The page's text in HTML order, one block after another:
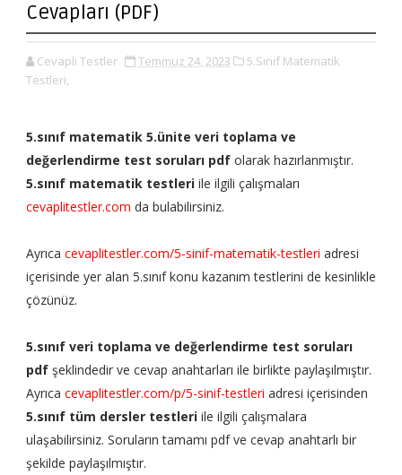
Cevapları (PDF)
Cevaplı Testler Temmuz 24, 2023
5.Sınıf Matematik
Testleri,
5.sınıf matematik 5.ünite veri toplama ve
değerlendirme test soruları pdfolarak hazırlanmıştır.
5.sınıf matematik testleriile ilgili çalışmaları
cevaplitestler.com da bulabilirsiniz.
Ayrıca cevaplitestler.com/5-sinif-matematik-testleri adresi
içerisinde yer alan 5.sınıf konu kazanım testlerini de kesinlikle
çözünüz.
5.sınıf veri toplama ve değerlendirme test soruları
pdfşeklindedir ve cevap anahtarları ile birlikte paylaşılmıştır.
Ayrıca cevaplitestler.com/p/5-sinif-testleri adresi içerisinden
5.sınıf tüm dersler testleriile ilgili çalışmalara
ulaşabilirsiniz. Soruların tamamı pdf ve cevap anahtarlı bir
şekilde paylaşılmıştır.